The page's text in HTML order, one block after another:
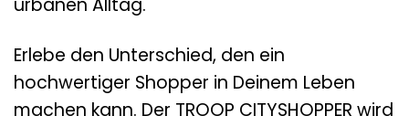
urbanen Alltag.
Erlebe den Unterschied, den ein
hochwertiger Shopper in Deinem Leben
machen kann. Der TROOP CITYSHOPPER wird